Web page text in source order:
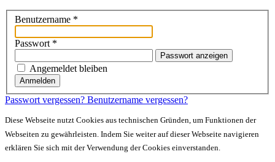
Benutzername *
Passwort *
Passwort anzeigen
Angemeldet bleiben
Anmelden
Passwort vergessen? Benutzername vergessen?
Diese Webseite nutzt Cookies aus technischen Gründen, um Funktionen der
Webseiten zu gewährleisten. Indem Sie weiter auf dieser Webseite navigieren
erklären Sie sich mit der Verwendung der Cookies einverstanden.